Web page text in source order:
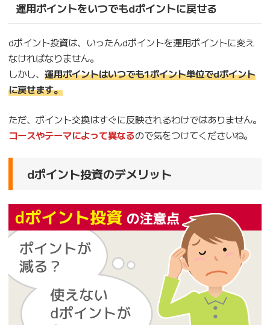
運用ポイントをいつでもdポイントに戻せる
dポイント投資は、いったんdポイントを運用ポイントに変え
なければなりません。
しかし、 運用ポイントはいつでも1ポイント単位でdポイント
に戻せます。
ただ、ポイント交換はすぐに反映されるわけではありません。
コースやテーマによって異なるので気をつけてくださいね。
dポイント投資のデメリット